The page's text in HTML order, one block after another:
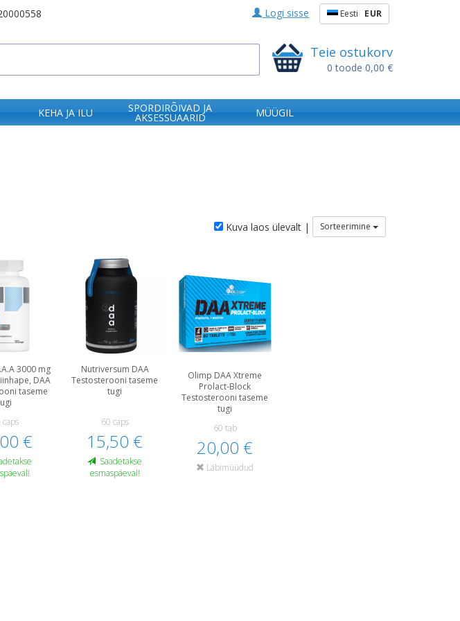
Logi sisse Eesti EUR
Teie ostukorv
0 toode 0,00 €
KEHA JA ILU SPORDIRÕIVAD JA
AKSESSUAARID
MÜÜGIL
Kuva laos ülevalt | Sorteerimine
3000 mg
DAA
taseme
€
Nutriversum DAA
Testosterooni taseme
tugi
60 caps
15,50 €
Saadetakse
esmaspäeval!
Olimp DAA Xtreme
Prolact-Block
Testosterooni taseme
tugi
60 tab
20,00 €
Läbimüüdud